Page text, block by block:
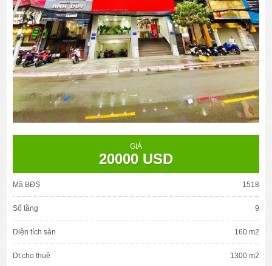
GIÁ
20000 USD
Mã BĐS 1518
Số tầng 9
Diện tích sàn 160 m2
Dt cho thuê 1300 m2